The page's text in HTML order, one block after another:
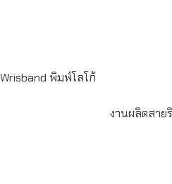
Wrisband พิมพ์โลโก้
งานผลิตสา